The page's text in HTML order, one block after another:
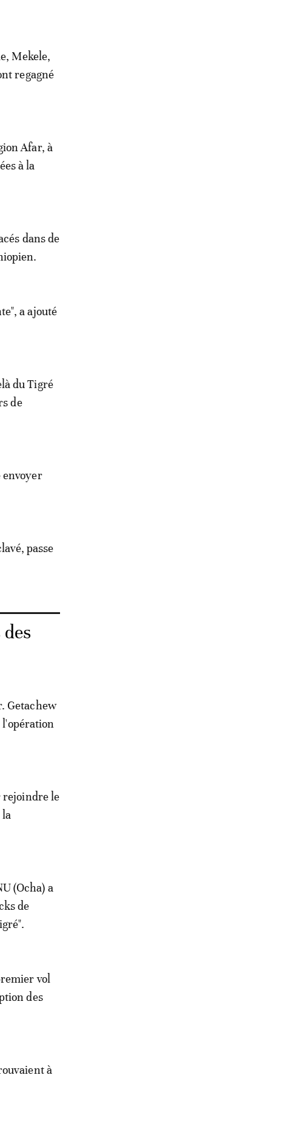
Mekele,
regagné
Afar, à
à la
dans de
a ajouté
du Tigré
de
envoyer
passe
Getachew
l'opération
rejoindre le
(Ocha) a
de
vol
des
à